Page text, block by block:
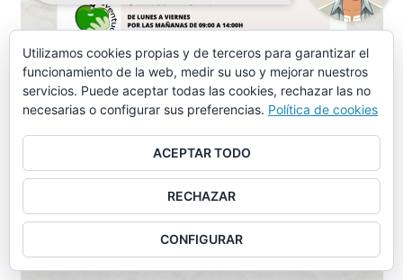
Utilizamos cookies propias y de terceros para garantizar el
funcionamiento de la web, medir su uso y mejorar nuestros
servicios. Puede aceptar todas las cookies, rechazar las no
necesarias o configurar sus preferencias. Política de cookies
ACEPTAR TODO
RECHAZAR
CONFIGURAR